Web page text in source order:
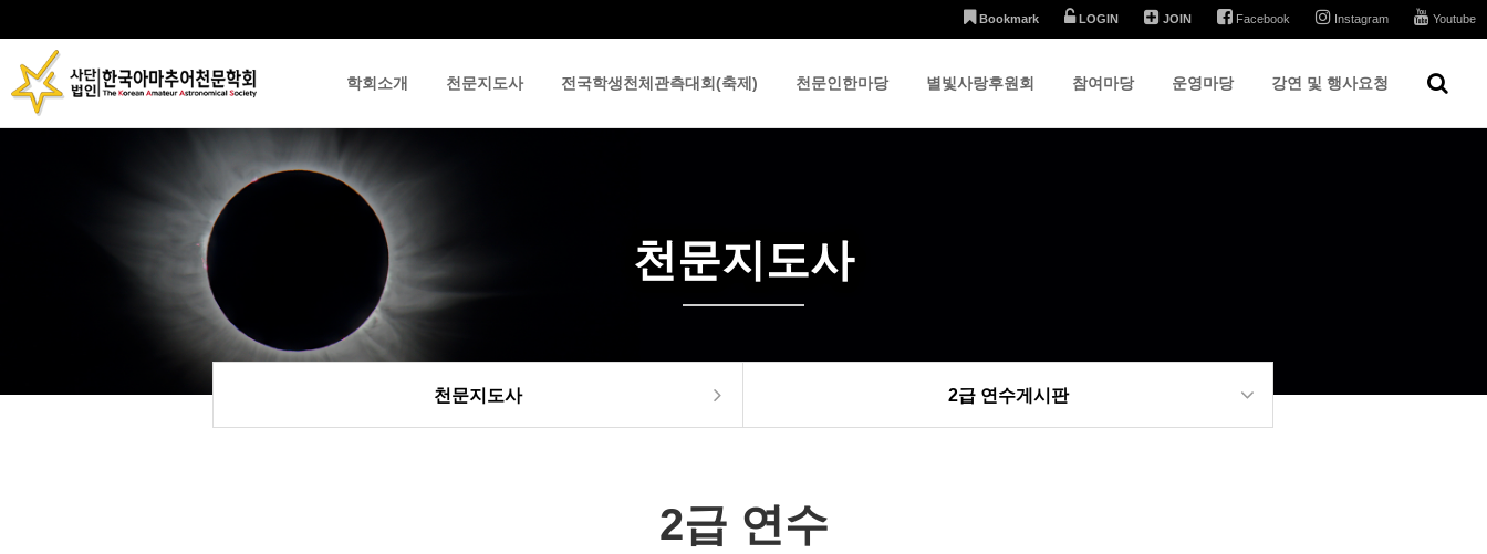
Bookmark LOGIN JOIN Facebook Instagram Youtube
학회소개 천문지도사 전국학생천체관측대회(축제) 천문인한마당 별빛사랑후원회 참여마당
하위분류
운영마당
하위분류
강연 및 행사요청
천문지도사
천문지도사 2급 연수게시판
2급 연수